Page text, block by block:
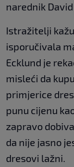
narednik
Istražitelji
isporučivala
Ecklund je
misleći da
primjerice
punu cijenu
zapravo
da nije jasno
dresovi lažni.